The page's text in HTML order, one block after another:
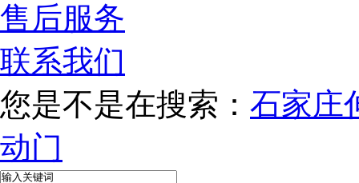
售后服务
联系我们
您是不是在搜索： 石家庄
动门